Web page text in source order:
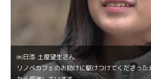
㈱日添 土屋望生さん
リノベカフェのお助けに駆けつけてくださっ